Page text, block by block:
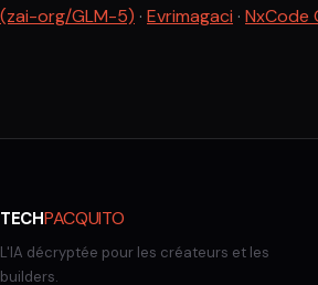
(zai-org/GLM-5) · Evrimagaci · NxCode
TECHPACQUITO
L'IA décryptée pour les créateurs et les
builders.